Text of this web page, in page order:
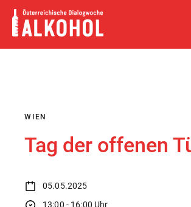
Skip
content
WIEN
Tag der offenen
05.05.2025
13:00 - 16:00 Uhr